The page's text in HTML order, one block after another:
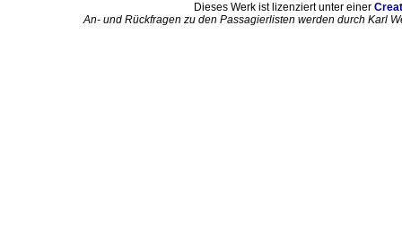
Dieses Werk ist lizenziert unter einer
An- und Rückfragen zu den Passagierlisten werden durch Karl